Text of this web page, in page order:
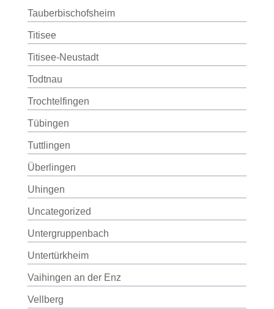
Tauberbischofsheim
Titisee
Titisee-Neustadt
Todtnau
Trochtelfingen
Tübingen
Tuttlingen
Überlingen
Uhingen
Uncategorized
Untergruppenbach
Untertürkheim
Vaihingen an der Enz
Vellberg